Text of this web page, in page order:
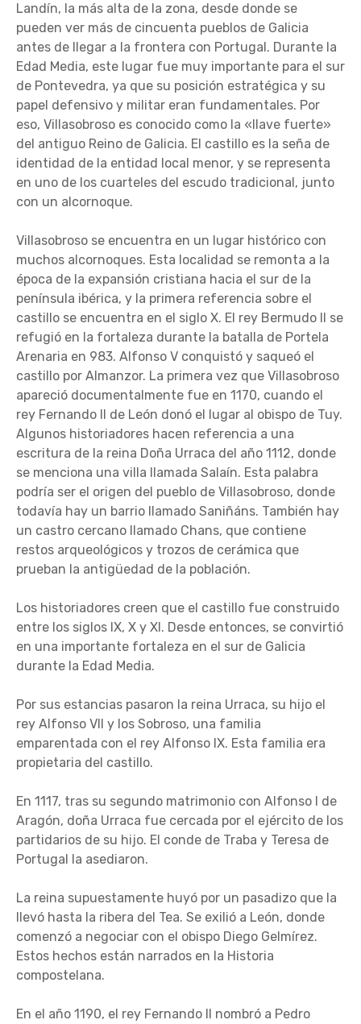
Landín, la más alta de la zona, desde donde se
pueden ver más de cincuenta pueblos de Galicia
antes de llegar a la frontera con Portugal. Durante la
Edad Media, este lugar fue muy importante para el sur
de Pontevedra, ya que su posición estratégica y su
papel defensivo y militar eran fundamentales. Por
eso, Villasobroso es conocido como la «llave fuerte»
del antiguo Reino de Galicia. El castillo es la seña de
identidad de la entidad local menor, y se representa
en uno de los cuarteles del escudo tradicional, junto
con un alcornoque.
Villasobroso se encuentra en un lugar histórico con
muchos alcornoques. Esta localidad se remonta a la
época de la expansión cristiana hacia el sur de la
península ibérica, y la primera referencia sobre el
castillo se encuentra en el siglo X. El rey Bermudo II se
refugió en la fortaleza durante la batalla de Portela
Arenaria en 983. Alfonso V conquistó y saqueó el
castillo por Almanzor. La primera vez que Villasobroso
apareció documentalmente fue en 1170, cuando el
rey Fernando II de León donó el lugar al obispo de Tuy.
Algunos historiadores hacen referencia a una
escritura de la reina Doña Urraca del año 1112, donde
se menciona una villa llamada Salaín. Esta palabra
podría ser el origen del pueblo de Villasobroso, donde
todavía hay un barrio llamado Saniñáns. También hay
un castro cercano llamado Chans, que contiene
restos arqueológicos y trozos de cerámica que
prueban la antigüedad de la población.
Los historiadores creen que el castillo fue construido
entre los siglos IX, X y XI. Desde entonces, se convirtió
en una importante fortaleza en el sur de Galicia
durante la Edad Media.
Por sus estancias pasaron la reina Urraca, su hijo el
rey Alfonso VII y los Sobroso, una familia
emparentada con el rey Alfonso IX. Esta familia era
propietaria del castillo.
En 1117, tras su segundo matrimonio con Alfonso I de
Aragón, doña Urraca fue cercada por el ejército de los
partidarios de su hijo. El conde de Traba y Teresa de
Portugal la asediaron.
La reina supuestamente huyó por un pasadizo que la
llevó hasta la ribera del Tea. Se exilió a León, donde
comenzó a negociar con el obispo Diego Gelmírez.
Estos hechos están narrados en la Historia
compostelana.
En el año 1190, el rey Fernando II nombró a Pedro